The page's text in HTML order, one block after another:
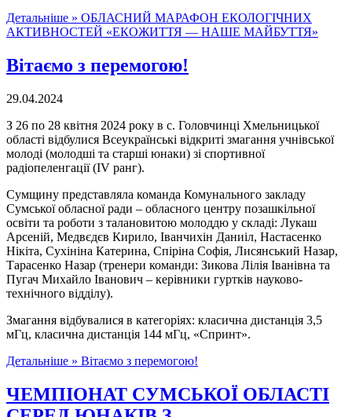
Детальніше » ОБЛАСНИЙ МАРАФОН ЕКОЛОГІЧНИХ
АКТИВНОСТЕЙ «ЕКОЖИТТЯ — НАШЕ МАЙБУТТЯ»
Вітаємо з перемогою!
29.04.2024
З 26 по 28 квітня 2024 року в с. Головчинці Хмельницької
області відбулися Всеукраїнські відкриті змагання учнівської
молоді (молодші та старші юнаки) зі спортивної
радіопеленгації (IV ранг).
Сумщину представляла команда Комунального закладу
Сумської обласної ради – обласного центру позашкільної
освіти та роботи з талановитою молоддю у складі: Лукаш
Арсеній, Медвєдєв Кирило, Іванчихін Даниіл, Настасенко
Нікіта, Сухініна Катерина, Спіріна Софія, Лисянський Назар,
Тарасенко Назар (тренери команди: Зикова Лілія Іванівна та
Пугач Михайло Іванович – керівники гуртків науково-
технічного відділу).
Змагання відбувалися в категоріях: класична дистанція 3,5
мГц, класична дистанція 144 мГц, «Спринт».
Детальніше » Вітаємо з перемогою!
ЧЕМПІОНАТ СУМСЬКОЇ ОБЛАСТІ